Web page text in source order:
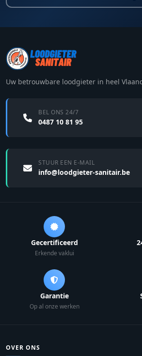
Uw betrouwbare loodgieter in heel
BEL ONS 24/7
0487 10 81 95
STUUR EEN E-MAIL
info@loodgieter-sanitair.be
Gecertificeerd
Erkende vaklui
Garantie
Op al onze werken
OVER ONS